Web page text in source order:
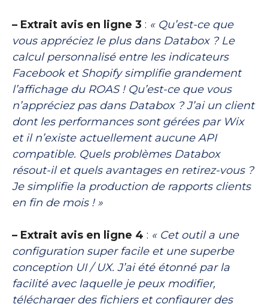
– Extrait avis en ligne 3 : « Qu’est-ce que
vous appréciez le plus dans Databox ? Le
calcul personnalisé entre les indicateurs
Facebook et Shopify simplifie grandement
l’affichage du ROAS ! Qu’est-ce que vous
n’appréciez pas dans Databox ? J’ai un client
dont les performances sont gérées par Wix
et il n’existe actuellement aucune API
compatible. Quels problèmes Databox
résout-il et quels avantages en retirez-vous ?
Je simplifie la production de rapports clients
en fin de mois ! »
– Extrait avis en ligne 4 : « Cet outil a une
configuration super facile et une superbe
conception UI / UX. J’ai été étonné par la
facilité avec laquelle je peux modifier,
télécharger des fichiers et configurer des